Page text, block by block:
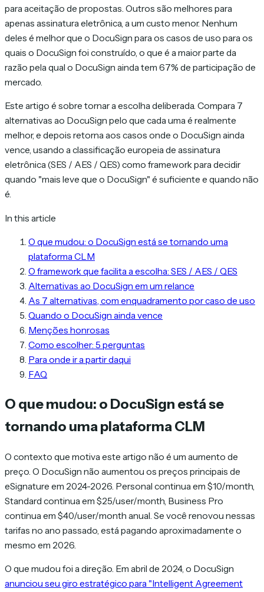
para aceitação de propostas. Outros são melhores para
apenas assinatura eletrônica, a um custo menor. Nenhum
deles é melhor que o DocuSign para os casos de uso para os
quais o DocuSign foi construído, o que é a maior parte da
razão pela qual o DocuSign ainda tem 67% de participação de
mercado.
Este artigo é sobre tornar a escolha deliberada. Compara 7
alternativas ao DocuSign pelo que cada uma é realmente
melhor, e depois retorna aos casos onde o DocuSign ainda
vence, usando a classificação europeia de assinatura
eletrônica (SES / AES / QES) como framework para decidir
quando "mais leve que o DocuSign" é suficiente e quando não
é.
In this article
O que mudou: o DocuSign está se tornando uma
plataforma CLM
O framework que facilita a escolha: SES / AES / QES
Alternativas ao DocuSign em um relance
As 7 alternativas, com enquadramento por caso de uso
Quando o DocuSign ainda vence
Menções honrosas
Como escolher: 5 perguntas
Para onde ir a partir daqui
FAQ
O que mudou: o DocuSign está se
tornando uma plataforma CLM
O contexto que motiva este artigo não é um aumento de
preço. O DocuSign não aumentou os preços principais de
eSignature em 2024-2026. Personal continua em $10/month,
Standard continua em $25/user/month, Business Pro
continua em $40/user/month anual. Se você renovou nessas
tarifas no ano passado, está pagando aproximadamente o
mesmo em 2026.
O que mudou foi a direção. Em abril de 2024, o DocuSign
anunciou seu giro estratégico para "Intelligent Agreement